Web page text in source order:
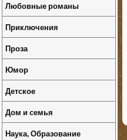
Любовные романы
Приключения
Проза
Юмор
Детское
Дом и семья
Наука, Образование